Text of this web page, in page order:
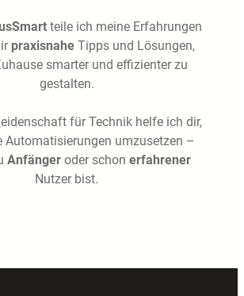
teile ich meine Erfahrungen
praxisnaheTipps und Lösungen,
smarter und effizienter zu
gestalten.
für Technik helfe ich dir,
Automatisierungen umzusetzen –
Anfängeroder schon erfahrener
Nutzer bist.